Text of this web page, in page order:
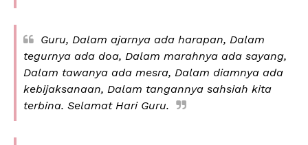
Guru, Dalam ajarnya ada harapan, Dalam
tegurnya ada doa, Dalam marahnya ada sayang,
Dalam tawanya ada mesra, Dalam diamnya ada
kebijaksanaan, Dalam tangannya sahsiah kita
terbina. Selamat Hari Guru.